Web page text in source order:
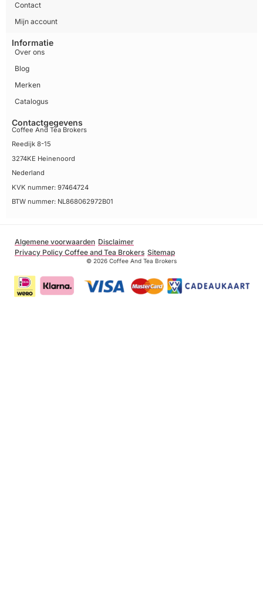
Contact
Mijn account
Informatie
Over ons
Blog
Merken
Catalogus
Contactgegevens
Coffee And Tea Brokers
Reedijk 8-15
3274KE Heinenoord
Nederland
KVK nummer: 97464724
BTW nummer: NL868062972B01
Algemene voorwaarden Disclaimer
Privacy Policy Coffee and Tea Brokers Sitemap
© 2026 Coffee And Tea Brokers